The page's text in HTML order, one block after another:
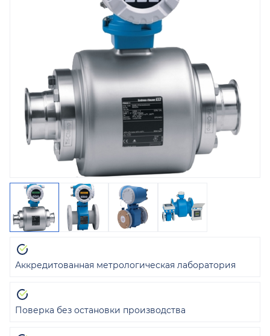
Аккредитованная метрологическая лаборатория
Поверка без остановки производства